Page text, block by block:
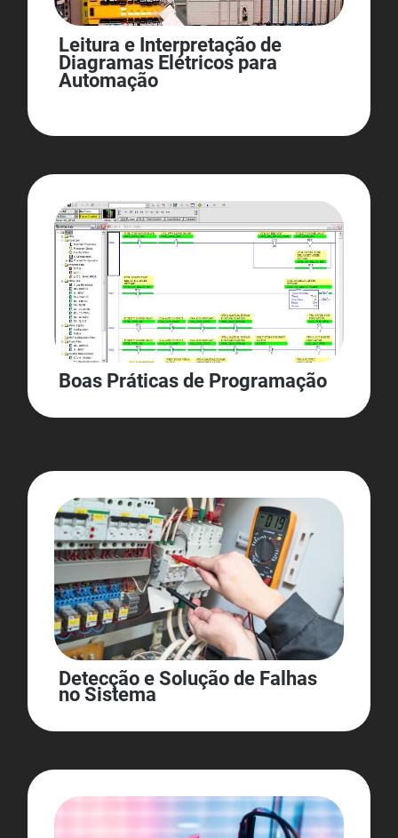
Leitura e Interpretação de
Diagramas Elétricos para
Automação
Boas Práticas de Programação
Detecção e Solução de Falhas
no Sistema